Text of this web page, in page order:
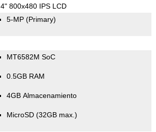
4" 800x480 IPS LCD
5-MP (Primary)
MT6582M SoC
0.5GB RAM
4GB Almacenamiento
MicroSD (32GB max.)